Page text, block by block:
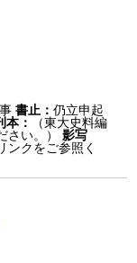
事書止：仍立申起
本：
（東大史料編
い。）
影写
ンクをご参照く